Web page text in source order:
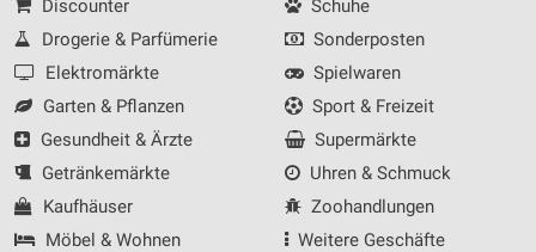
Discounter
Drogerie & Parfümerie
Elektromärkte
Garten & Pflanzen
Gesundheit & Ärzte
Getränkemärkte
Kaufhäuser
Möbel & Wohnen
Schuhe
Sonderposten
Spielwaren
Sport & Freizeit
Supermärkte
Uhren & Schmuck
Zoohandlungen
Weitere Geschäfte